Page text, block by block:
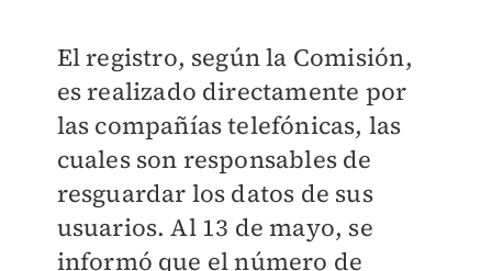
El registro, según la Comisión,
es realizado directamente por
las compañías telefónicas, las
cuales son responsables de
resguardar los datos de sus
usuarios. Al 13 de mayo, se
informó que el número de